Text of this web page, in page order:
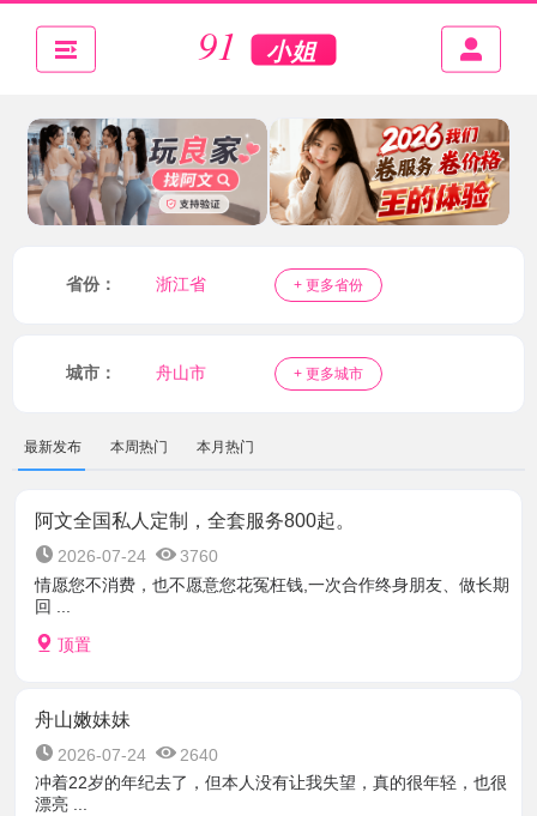
省份： 浙江省 + 更多省份
城市： 舟山市 + 更多城市
最新发布 本周热门 本月热门
阿文全国私人定制，全套服务800起。
2026-07-24
3760
情愿您不消费，也不愿意您花冤枉钱,一次合作终身朋友、做长期
回 ...
顶置
舟山嫩妹妹
2026-07-24
2640
冲着22岁的年纪去了，但本人没有让我失望，真的很年轻，也很
漂亮 ...